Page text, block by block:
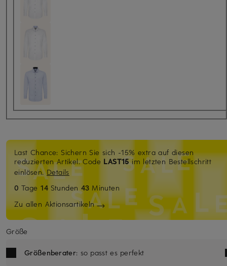
Last Chance: Sichern Sie sich -15% extra auf diesen
reduzierten Artikel. Code LAST15im letzten Bestellschritt
einlösen.Details
0 Tage14 Stunden 43 Minuten
Zu allen Aktionsartikeln
Größe
Größenberater: so passt es perfekt